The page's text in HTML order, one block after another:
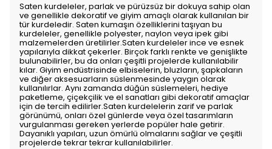
Saten kurdeleler, parlak ve pürüzsüz bir dokuya sahip olan
ve genellikle dekoratif ve giyim amaçlı olarak kullanılan bir
tür kurdeledir. Saten kumaşın özelliklerini taşıyan bu
kurdeleler, genellikle polyester, naylon veya ipek gibi
malzemelerden üretilirler.Saten kurdeleler ince ve esnek
yapılarıyla dikkat çekerler. Birçok farklı renkte ve genişlikte
bulunabilirler, bu da onları çeşitli projelerde kullanılabilir
kılar. Giyim endüstrisinde elbiselerin, bluzların, şapkaların
ve diğer aksesuarların süslenmesinde yaygın olarak
kullanılırlar. Aynı zamanda düğün süslemeleri, hediye
paketleme, çiçekçilik ve el sanatları gibi dekoratif amaçlar
için de tercih edilirler.Saten kurdelelerin zarif ve parlak
görünümü, onları özel günlerde veya özel tasarımların
vurgulanması gereken yerlerde popüler hale getirir.
Dayanıklı yapıları, uzun ömürlü olmalarını sağlar ve çeşitli
projelerde tekrar tekrar kullanılabilirler.